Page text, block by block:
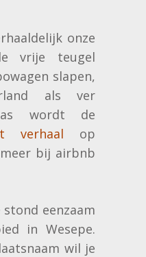
onze
vrije teugel
slapen,
als ver
wordt de
verhaal op
bij airbnb
stond eenzaam
in Wesepe.
wil je